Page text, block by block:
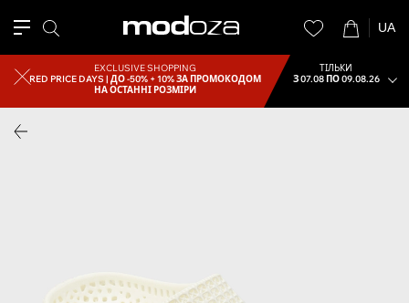
UA
EXCLUSIVE SHOPPING
RED PRICE DAYS |ДО -50% + 10% ЗА ПРОМОКОДОМ
НА ОСТАННІ РОЗМІРИ
ТІЛЬКИ
З 07.08 ПО 09.08.26